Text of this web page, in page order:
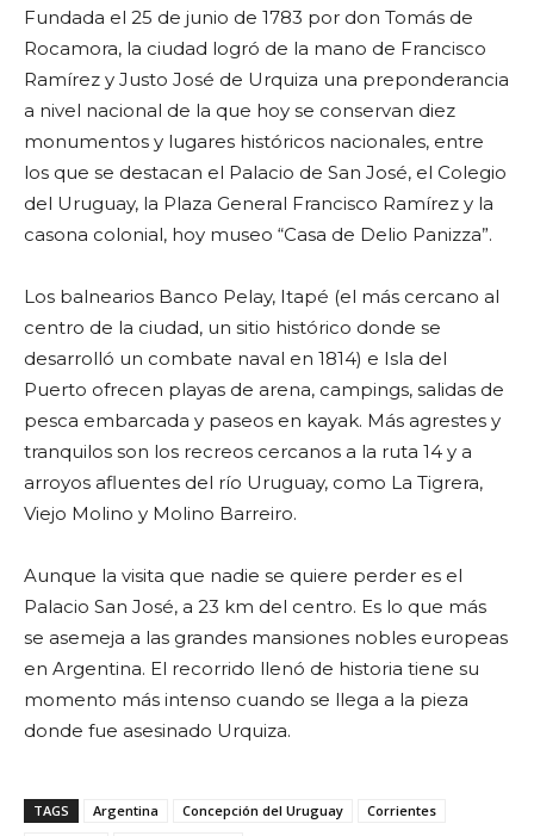
Fundada el 25 de junio de 1783 por don Tomás de
Rocamora, la ciudad logró de la mano de Francisco
Ramírez y Justo José de Urquiza una preponderancia
a nivel nacional de la que hoy se conservan diez
monumentos y lugares históricos nacionales, entre
los que se destacan el Palacio de San José, el Colegio
del Uruguay, la Plaza General Francisco Ramírez y la
casona colonial, hoy museo “Casa de Delio Panizza”.
Los balnearios Banco Pelay, Itapé (el más cercano al
centro de la ciudad, un sitio histórico donde se
desarrolló un combate naval en 1814) e Isla del
Puerto ofrecen playas de arena, campings, salidas de
pesca embarcada y paseos en kayak. Más agrestes y
tranquilos son los recreos cercanos a la ruta 14 y a
arroyos afluentes del río Uruguay, como La Tigrera,
Viejo Molino y Molino Barreiro.
Aunque la visita que nadie se quiere perder es el
Palacio San José, a 23 km del centro. Es lo que más
se asemeja a las grandes mansiones nobles europeas
en Argentina. El recorrido llenó de historia tiene su
momento más intenso cuando se llega a la pieza
donde fue asesinado Urquiza.
TAGS Argentina Concepción del Uruguay
Corrientes